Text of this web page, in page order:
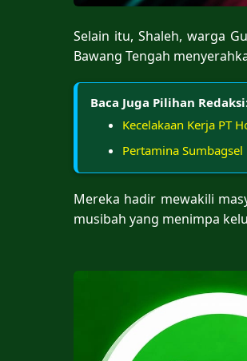
Selain itu, Shaleh, warga
Bawang Tengah
Baca Juga Pilihan
Kecelakaan Kerja PT
Pertamina
Mereka hadir mewakili
musibah yang menimpa